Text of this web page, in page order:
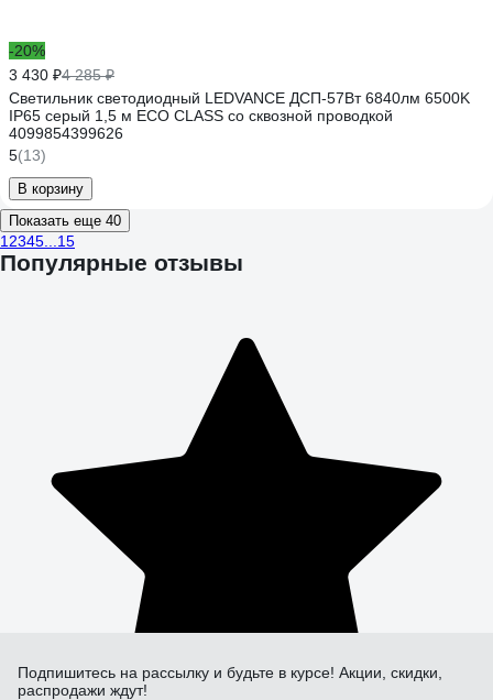
-20%
3 430 ₽4 285 ₽
Светильник светодиодный LEDVANCE ДСП-57Вт 6840лм 6500K
IP65 серый 1,5 м ECO CLASS со сквозной проводкой
4099854399626
5(13)
В корзину
Показать еще 40
1 2345 15
Популярные отзывы
Подпишитесь на рассылку и будьте в курсе! Акции, скидки,
распродажи ждут!